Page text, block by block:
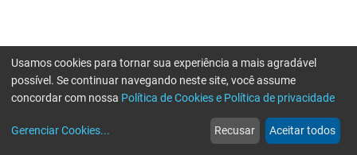
web
Notícias
more_horiz
Mais
Usamos cookies para tornar sua experiência a mais agradável
possível. Se continuar navegando neste site, você assume
concordar com nossa Política de Cookies e Política de privacidade
Gerenciar Cookies... Recusar Aceitar todos
Erro ao enviar informações, por favor tente novamente